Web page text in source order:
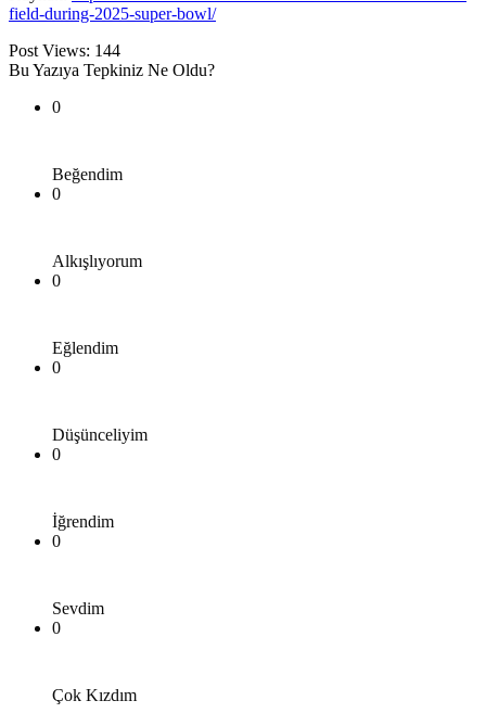
field-during-2025-super-bowl/
Post Views: 144
Bu Yazıya Tepkiniz Ne Oldu?
0
Beğendim
0
Alkışlıyorum
0
Eğlendim
0
Düşünceliyim
0
İğrendim
0
Sevdim
0
Çok Kızdım